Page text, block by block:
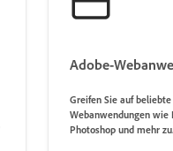
Adobe-
Greifen Sie auf
Webanwendungen wie
Photoshop und mehr zu.